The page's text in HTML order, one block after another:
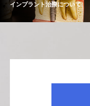
インプラント治療について